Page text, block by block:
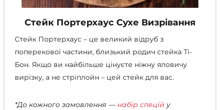
Стейк Портерхаус Сухе Визрівання
Стейк Портерхаус – це великий відруб з
поперекової частини, близький родич стейка Ті-
Бон. Якщо ви найбільше цінуєте ніжну яловичу
вирізку, а не стріплойн – цей стейк для вас.
*До кожного замовлення — набір спецій у